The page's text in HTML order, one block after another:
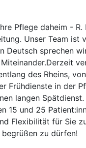
Pflege daheim -
Unser Team
Deutsch sprechen
des Rheins,
Frühdienste in der
langen
15 und 25
Flexibilität für Sie
begrüßen zu dürfen!